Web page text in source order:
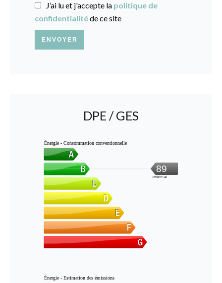
J’ai lu et j'accepte la politique de
confidentialitéde ce site
ENVOYER
DPE / GES
Énergie - Consommation conventionnelle
89
kWh/m².an
Énergie - Estimation des émissions